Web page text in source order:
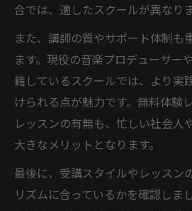
DTMスクールで選べる多
は
自分の目的に合ったDTMス
DTMスクールの比較で
目的別に選ぶDTMプラ
用法
初心者向けDTMスクール
EDM制作も学べるDTM
社会人でも通えるDTM
合では、適したスクールが異なりま
また、講師の質やサポート体制も
ます。現役の音楽プロデューサー
籍しているスクールでは、より実
けられる点が魅力です。無料体験
レッスンの有無も、忙しい社会人
大きなメリットとなります。
最後に、受講スタイルやレッスン
リズムに合っているかを確認しま